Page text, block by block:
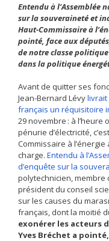
Entendu à l’Assemblée
sur la souveraineté et
Haut-Commissaire à
pointé, face aux
de notre classe
dans la politique
Avant de quitter ses
Jean-Bernard Lévylivrait
français un réquisitoire
29 novembre : à l’heure
pénurie d’électricité,
Commissaire à
charge. Entendu à
d’enquête sur la
polytechnicien, membre
président du conseil
sur les causes du
français, dont la moitié
exonérer les acteurs
Yves Bréchet a